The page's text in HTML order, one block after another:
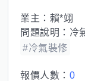
業主： 賴*翊
問題說明： 冷
#冷氣裝修
報價人數： 0